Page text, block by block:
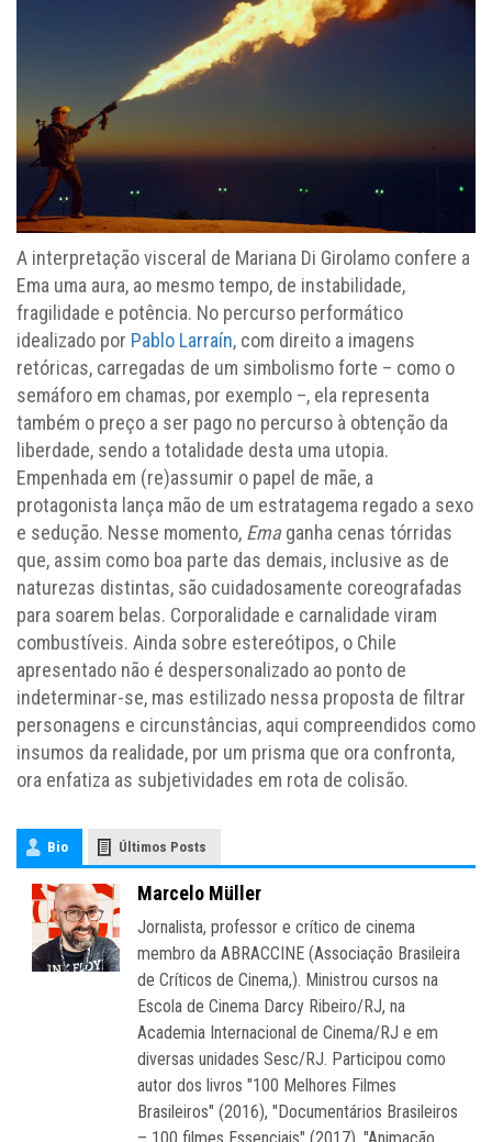
A interpretação visceral de Mariana Di Girolamo confere a
Ema uma aura, ao mesmo tempo, de instabilidade,
fragilidade e potência. No percurso performático
idealizado por Pablo Larraín, com direito a imagens
retóricas, carregadas de um simbolismo forte – como o
semáforo em chamas, por exemplo –, ela representa
também o preço a ser pago no percurso à obtenção da
liberdade, sendo a totalidade desta uma utopia.
Empenhada em (re)assumir o papel de mãe, a
protagonista lança mão de um estratagema regado a sexo
e sedução. Nesse momento, Emaganha cenas tórridas
que, assim como boa parte das demais, inclusive as de
naturezas distintas, são cuidadosamente coreografadas
para soarem belas. Corporalidade e carnalidade viram
combustíveis. Ainda sobre estereótipos, o Chile
apresentado não é despersonalizado ao ponto de
indeterminar-se, mas estilizado nessa proposta de filtrar
personagens e circunstâncias, aqui compreendidos como
insumos da realidade, por um prisma que ora confronta,
ora enfatiza as subjetividades em rota de colisão.
Bio Últimos Posts
Marcelo Müller
Jornalista, professor e crítico de cinema
membro da ABRACCINE (Associação Brasileira
de Críticos de Cinema,). Ministrou cursos na
Escola de Cinema Darcy Ribeiro/RJ, na
Academia Internacional de Cinema/RJ e em
diversas unidades Sesc/RJ. Participou como
autor dos livros "100 Melhores Filmes
Brasileiros" (2016), "Documentários Brasileiros
– 100 filmes Essenciais" (2017), "Animação